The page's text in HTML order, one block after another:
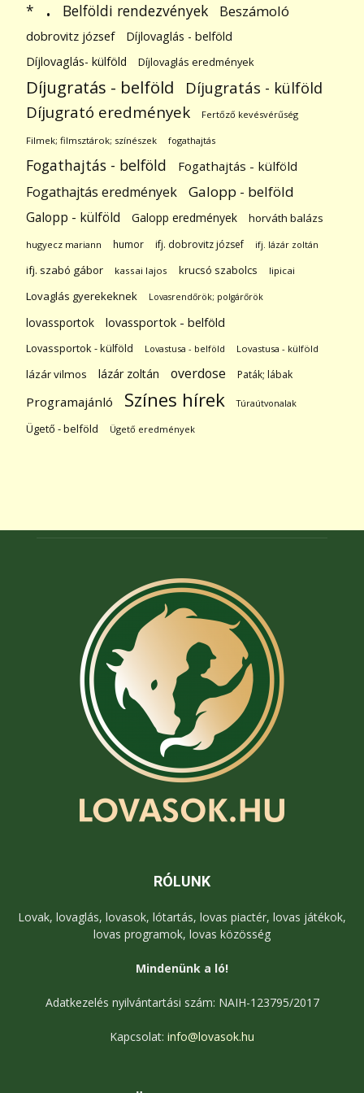
* . Belföldi rendezvények Beszámoló
dobrovitz józsef
Díjlovaglás - belföld
Díjlovaglás- külföld
Díjlovaglás eredmények
Díjugratás - belföld Díjugratás - külföld
Díjugrató eredmények Fertőző kevésvérűség
Filmek; filmsztárok; színészek fogathajtás
Fogathajtás - belföld Fogathajtás - külföld
Fogathajtás eredmények Galopp - belföld
Galopp - külföld Galopp eredmények horváth balázs
hugyecz mariann humor ifj. dobrovitz józsef ifj. lázár zoltán
ifj. szabó gábor kassai lajos krucsó szabolcs lipicai
Lovaglás gyerekeknek Lovasrendőrök; polgárőrök
lovassportok lovassportok - belföld
Lovassportok - külföld Lovastusa - belföld Lovastusa - külföld
lázár vilmos lázár zoltán overdose Paták; lábak
Programajánló Színes hírek Túraútvonalak
Ügető - belföld Ügető eredmények
RÓLUNK
Lovak, lovaglás, lovasok, lótartás, lovas piactér, lovas játékok,
lovas programok, lovas közösség
Mindenünk a ló!
Adatkezelés nyilvántartási szám: NAIH-123795/2017
Kapcsolat: info@lovasok.hu